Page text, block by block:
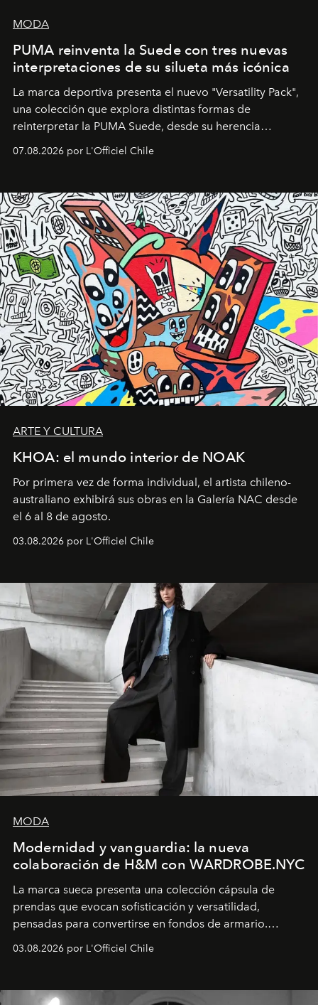
MODA
PUMA reinventa la Suede con tres nuevas
interpretaciones de su silueta más icónica
La marca deportiva presenta el nuevo "Versatility Pack",
una colección que explora distintas formas de
reinterpretar la PUMA Suede, desde su herencia
deportiva hasta una mirada moderna inspirada en el
diseño y el universo outdoor.
07.08.2026 por L'Officiel Chile
ARTE Y CULTURA
KHOA: el mundo interior de NOAK
Por primera vez de forma individual, el artista chileno-
australiano exhibirá sus obras en la Galería NAC desde
el 6 al 8 de agosto.
03.08.2026 por L'Officiel Chile
MODA
Modernidad y vanguardia: la nueva
colaboración de H&M con WARDROBE.NYC
La marca sueca presenta una colección cápsula de
prendas que evocan sofisticación y versatilidad,
pensadas para convertirse en fondos de armario.
Disponible en Chile desde el 6 de agosto.
03.08.2026 por L'Officiel Chile